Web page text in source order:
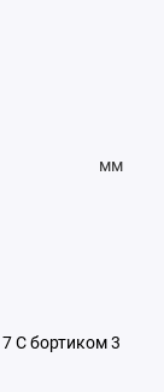
мм
7 С бортиком 3